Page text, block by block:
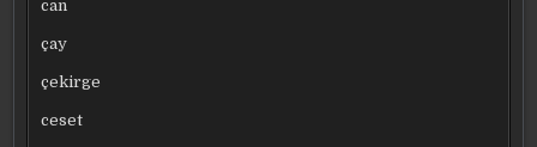
can
çay
çekirge
ceset